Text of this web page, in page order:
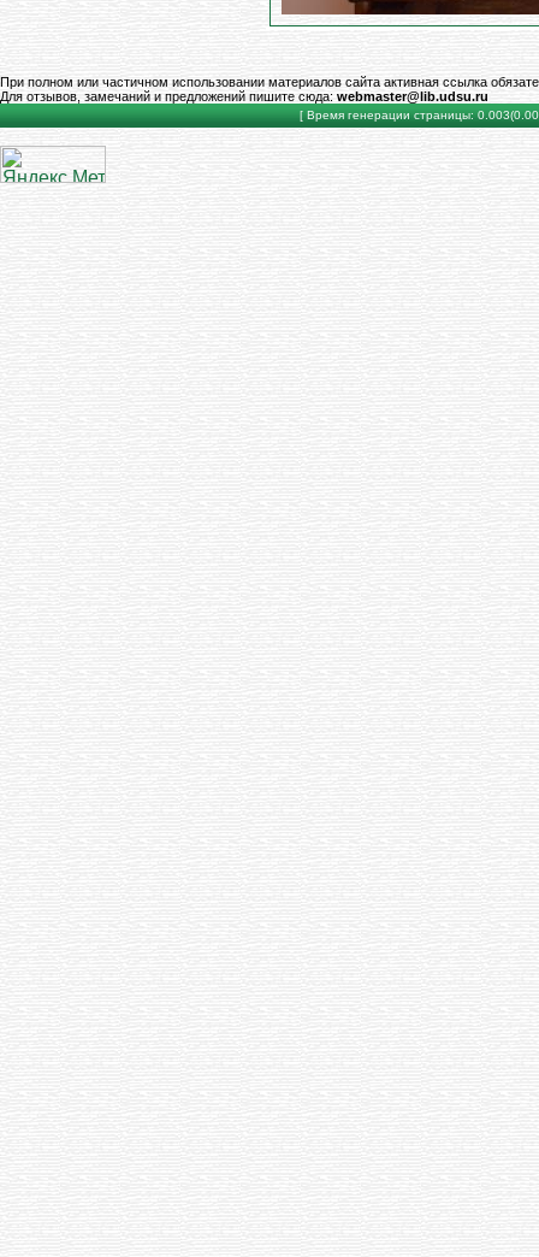
При полном или частичном использовании материалов сайта активная ссылка
Для отзывов, замечаний и предложений пишите сюда: webmaster@lib.udsu.ru
[ Время генерации страницы: